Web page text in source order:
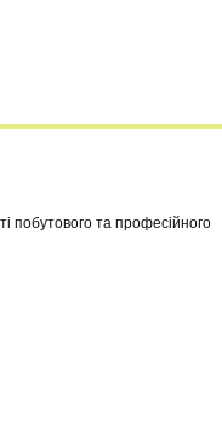
побутового та професійного